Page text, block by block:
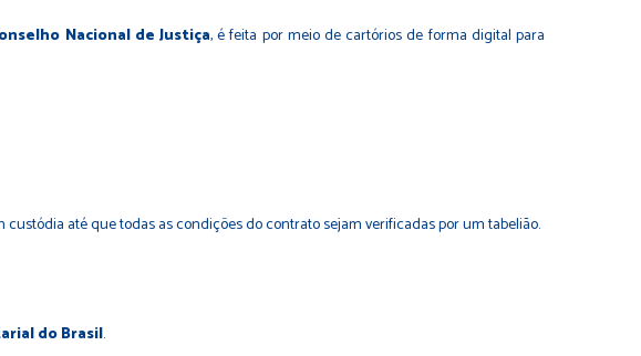
Nacional de Justiça, é feita por meio de cartórios de forma digital para
custódia até que todas as condições do contrato sejam verificadas por um tabelião.
do Brasil.